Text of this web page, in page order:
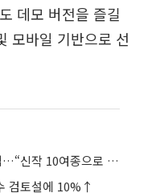
데모 버전을 즐길
모바일 기반으로 선
컴투스홀딩스, 1분기 영업손실 99억…“신작 10여종으로 반등 도모”
검토설에 10%↑